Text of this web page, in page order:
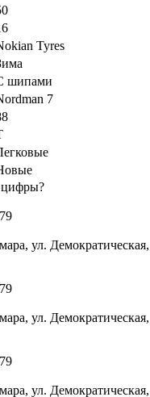
Tyres
шипами
7
цифры?
ул.
ул.
ул.